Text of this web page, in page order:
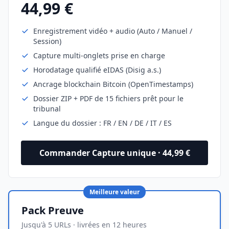
44,99 €
Enregistrement vidéo + audio (Auto / Manuel /
Session)
Capture multi-onglets prise en charge
Horodatage qualifié eIDAS (Disig a.s.)
Ancrage blockchain Bitcoin (OpenTimestamps)
Dossier ZIP + PDF de 15 fichiers prêt pour le
tribunal
Langue du dossier : FR / EN / DE / IT / ES
Commander Capture unique · 44,99 €
Meilleure valeur
Pack Preuve
Jusqu'à 5 URLs · livrées en 12 heures